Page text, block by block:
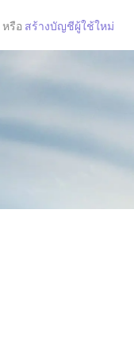
หรือ สร้างบัญชีผู้ใช้ใหม่